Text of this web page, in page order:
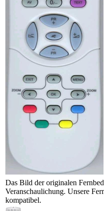
Das Bild der originalen
Veranschaulichung. Unsere
kompatibel.